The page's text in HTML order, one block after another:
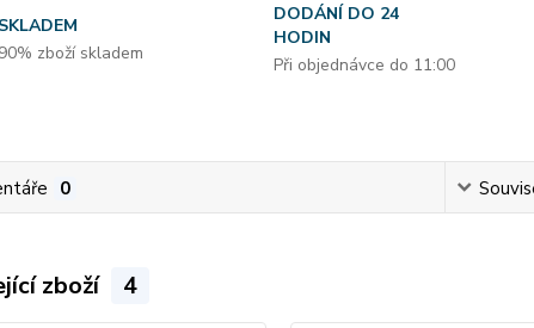
SKLADEM
90% zboží skladem
DODÁNÍ DO 24
HODIN
Při objednávce do 11:00
0
zboží 4